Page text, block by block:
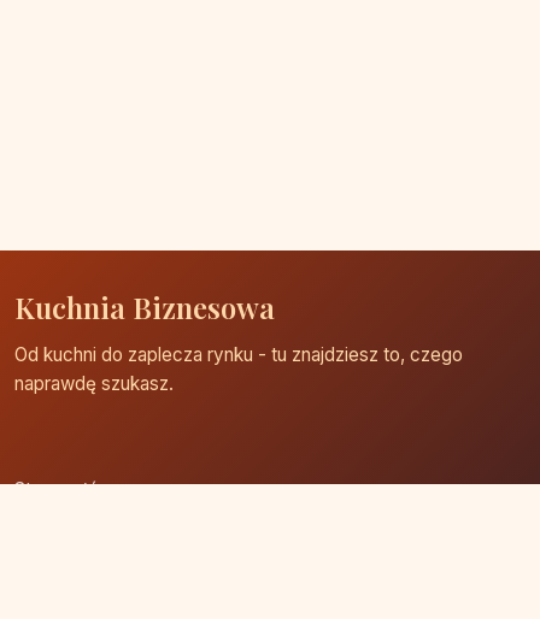
Kuchnia Biznesowa
Od kuchni do zaplecza rynku - tu znajdziesz to, czego
naprawdę szukasz.
Strona główna